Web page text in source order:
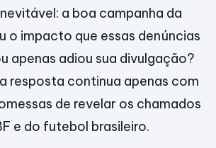
a boa campanha da
o impacto que essas denúncias
apenas adiou sua divulgação?
resposta continua apenas com
de revelar os chamados
e do futebol brasileiro.